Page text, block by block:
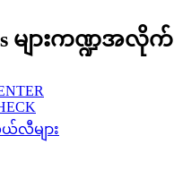
များကဏ္ဍအလိုက်
လီများ